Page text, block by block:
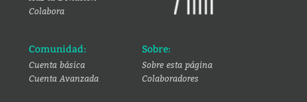
Colabora
Comunidad:
Cuenta básica
Cuenta Avanzada
Sobre:
Sobre esta página
Colaboradores